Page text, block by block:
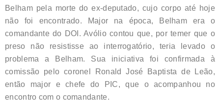
Belham pela morte do ex-deputado, cujo corpo até hoje
não foi encontrado. Major na época, Belham era o
comandante do DOI. Avólio contou que, por temer que o
preso não resistisse ao interrogatório, teria levado o
problema a Belham. Sua iniciativa foi confirmada à
comissão pelo coronel Ronald José Baptista de Leão,
então major e chefe do PIC, que o acompanhou no
encontro com o comandante.